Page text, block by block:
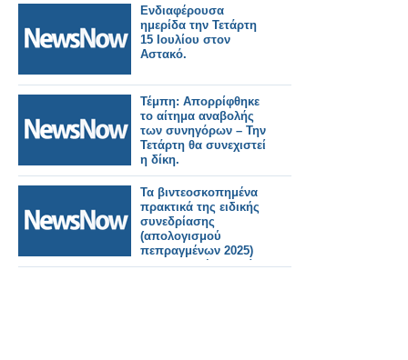
Ενδιαφέρουσα
ημερίδα την Τετάρτη
15 Ιουλίου στον
Αστακό.
Τέμπη: Απορρίφθηκε
το αίτημα αναβολής
των συνηγόρων – Την
Τετάρτη θα συνεχιστεί
η δίκη.
Τα βιντεοσκοπημένα
πρακτικά της ειδικής
συνεδρίασης
(απολογισμού
πεπραγμένων 2025)
της Κυριακή 5 Ιουλίου